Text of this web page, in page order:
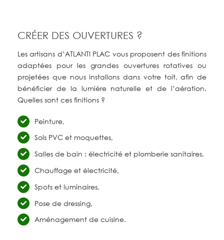
CRÉER DES OUVERTURES ?
Les artisans d’ATLANTI PLAC vous proposent des finitions
adaptées pour les grandes ouvertures rotatives ou
projetées que nous installons dans votre toit, afin de
bénéficier de la lumière naturelle et de l’aération.
Quelles sont ces finitions ?
Peinture,
Sols PVC et moquettes,
Salles de bain : électricité et plomberie sanitaires,
Chauffage et électricité,
Spots et luminaires,
Pose de dressing,
Aménagement de cuisine.